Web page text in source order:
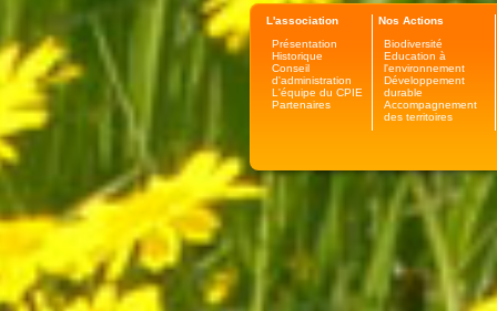
L'association
Présentation
Historique
Conseil
d'administration
L'équipe du CPIE
Partenaires
Nos Actions
Biodiversité
Education à
l'environnement
Développement
durable
Accompagnement
des territoires